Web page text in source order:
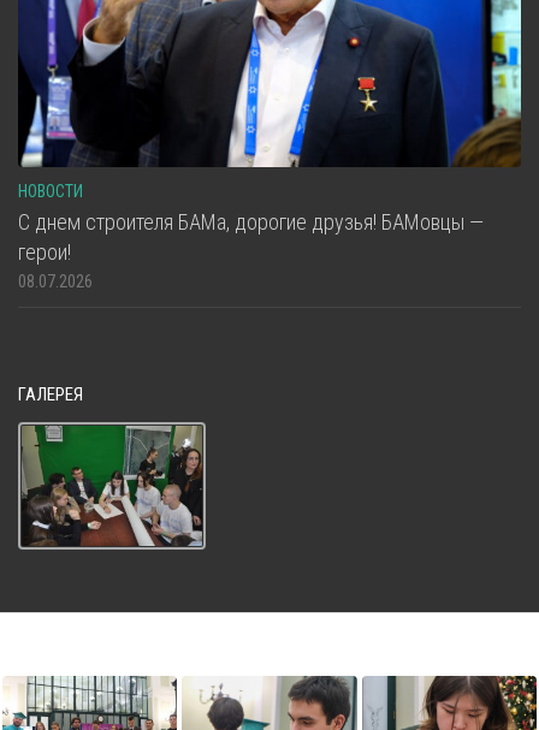
НОВОСТИ
С днем строителя БАМа, дорогие друзья! БАМовцы —
герои!
08.07.2026
ГАЛЕРЕЯ